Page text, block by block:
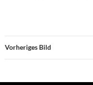
Vorheriges Bild